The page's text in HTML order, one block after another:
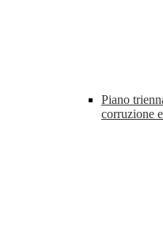
Piano
corruzione